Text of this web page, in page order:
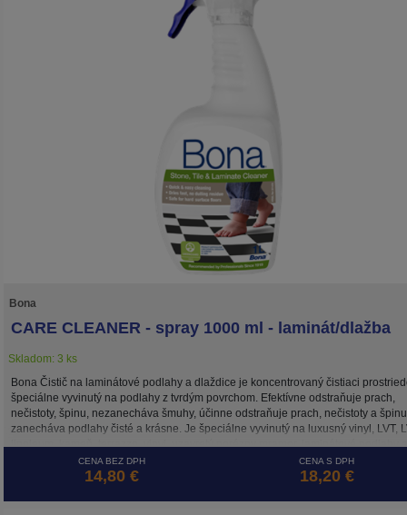
Bona
CARE CLEANER - spray 1000 ml - laminát/dlažba
Skladom: 3 ks
Bona Čistič na laminátové podlahy a dlaždice je koncentrovaný čistiaci
špeciálne vyvinutý na podlahy z tvrdým povrchom. Efektívne odstraňuje prach,
nečistoty, špinu, nezanecháva šmuhy, účinne odstraňuje prach, nečistoty a
zanecháva podlahy čisté a krásne. Je špeciálne vyvinutý na luxusný vinyl, LVT,
linoleum, kameň, terrazzo, vinyl, uzavretý porézny mramor, laminátové podlahy a
dlaždice bez vosku (keramika, mexické saltillo). Čistiaci prostriedok je na vodnej
báze. Certifikovaný GREENGUARD GOLD, ako bezpečný produkt pre vašu
CENA BEZ DPH
14,80 €
CENA S DPH
18,20 €